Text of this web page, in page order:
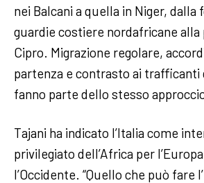
nei Balcani a quella in Niger, dalla
guardie costiere nordafricane alla
Cipro. Migrazione regolare,
partenza e contrasto ai trafficanti
fanno parte dello stesso
Tajani ha indicato l’Italia come
privilegiato dell’Africa per
l’Occidente. “Quello che può fare